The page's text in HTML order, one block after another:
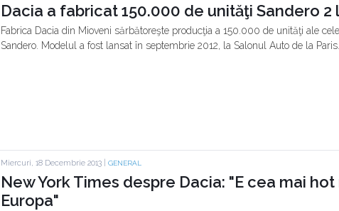
Dacia a fabricat 150.000 de unităţi Sandero 2
Fabrica Dacia din Mioveni sărbătoreşte producţia a 150.000 de unităţi ale
Sandero. Modelul a fost lansat în septembrie 2012, la Salonul Auto de la Paris.
Miercuri, 18 Decembrie 2013 | GENERAL
New York Times despre Dacia: "E cea mai
Europa"